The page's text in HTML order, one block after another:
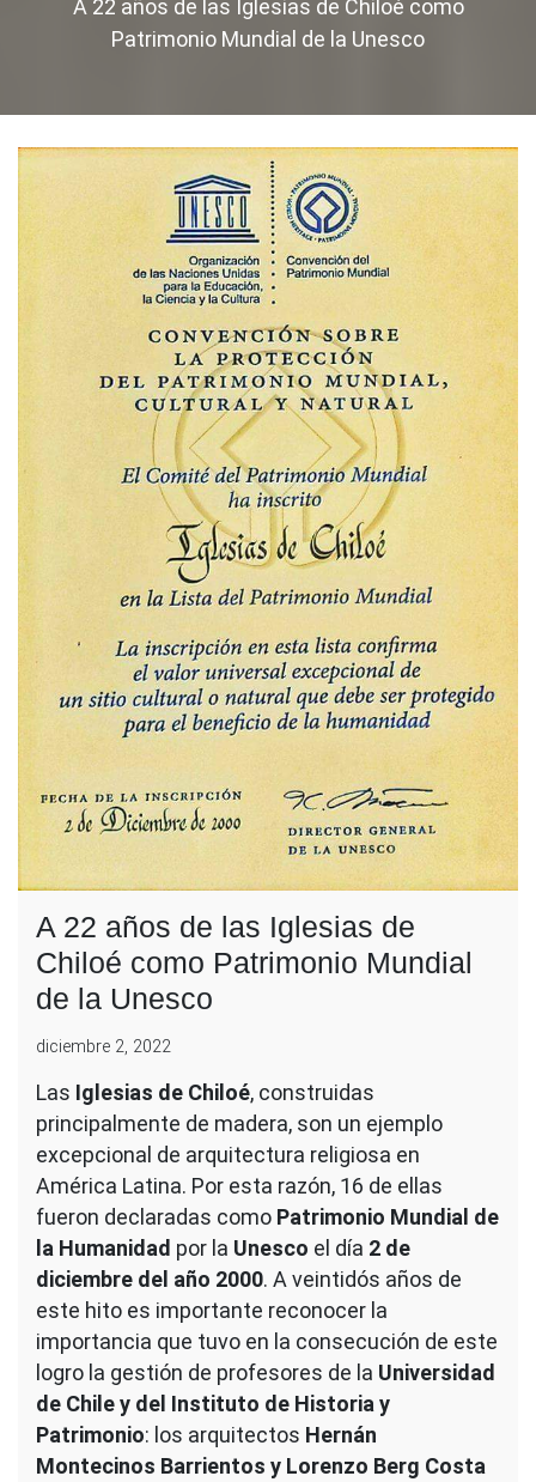
A 22 años de las Iglesias de Chiloé como
Patrimonio Mundial de la Unesco
A 22 años de las Iglesias de
Chiloé como Patrimonio Mundial
de la Unesco
diciembre 2, 2022
Las Iglesias de Chiloé, construidas
principalmente de madera, son un ejemplo
excepcional de arquitectura religiosa en
América Latina. Por esta razón, 16 de ellas
fueron declaradas como Patrimonio Mundial de
la Humanidad por la Unesco el día 2 de
diciembre del año 2000. A veintidós años de
este hito es importante reconocer la
importancia que tuvo en la consecución de este
logro la gestión de profesores de la Universidad
de Chile y del Instituto de Historia y
Patrimonio: los arquitectos Hernán
Montecinos Barrientos y Lorenzo Berg Costa